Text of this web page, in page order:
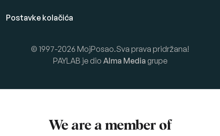
Postavke kolačića
© 1997-2026 MojPosao.Sva prava pridržana!
PAYLAB je dio Alma Media grupe
We are a member of